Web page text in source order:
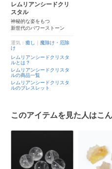
レムリアンシードクリ
スタル
神秘的な姿をもつ
新世代のパワーストーン
運気：癒し
魔除け・厄除
け
レムリアンシードクリスタ
ルとは？
レムリアンシードクリスタ
ルの商品一覧
レムリアンシードクリスタ
ルのブレスレット
このアイテムを見た人はこ